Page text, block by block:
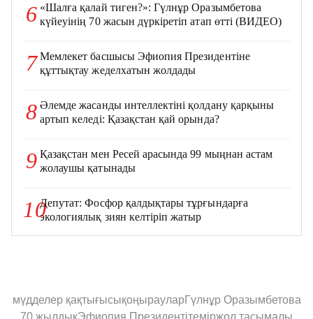
6 «Шалға қалай тиген?»: Гүлнұр Оразымбетова
күйеуінің 70 жасын дүркіретіп атап өтті (ВИДЕО)
7Мемлекет басшысы Эфиопия Президентіне
құттықтау жеделхатын жолдады
8 Әлемде жасанды интеллектіні қолдану қарқыны
артып келеді: Қазақстан қай орында?
9 Қазақстан мен Ресей арасында 99 мыңнан астам
жолаушы қатынады
10Депутат: Фосфор қалдықтары тұрғындарға
экологиялық зиян келтіріп жатыр
мүдделер қақтығысықоңырауларГүлнұр Оразымбетова
70 жылдықЭфиопия Президентітеміржол тасымалы